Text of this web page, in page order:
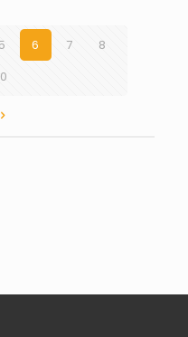
5 6 7
8